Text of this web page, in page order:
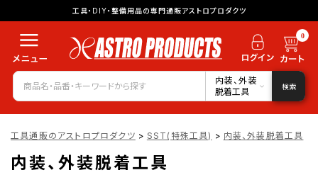
工具・DIY・整備用品の専門通販アストロプロダクツ
0
内装、外装
脱着工具
検索
工具通販のアストロプロダクツ > SST(特殊工具) > 内装、外装脱着工具
内装、外装脱着工具